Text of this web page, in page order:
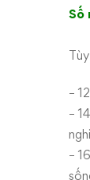
Số
–
–
–